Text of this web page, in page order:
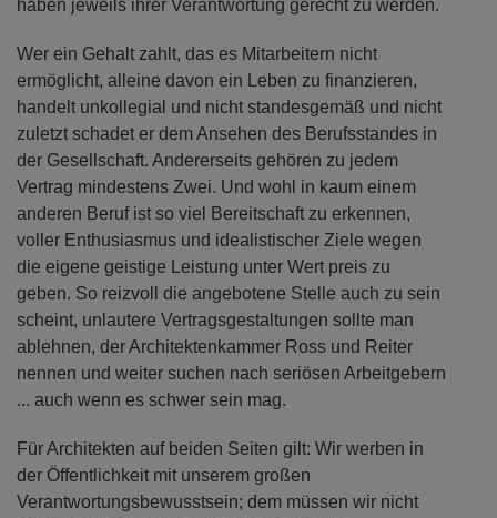
haben jeweils ihrer Verantwortung gerecht zu werden.
Wer ein Gehalt zahlt, das es Mitarbeitern nicht
ermöglicht, alleine davon ein Leben zu finanzieren,
handelt unkollegial und nicht standesgemäß und nicht
zuletzt schadet er dem Ansehen des Berufsstandes in
der Gesellschaft. Andererseits gehören zu jedem
Vertrag mindestens Zwei. Und wohl in kaum einem
anderen Beruf ist so viel Bereitschaft zu erkennen,
voller Enthusiasmus und idealistischer Ziele wegen
die eigene geistige Leistung unter Wert preis zu
geben. So reizvoll die angebotene Stelle auch zu sein
scheint, unlautere Vertragsgestaltungen sollte man
ablehnen, der Architektenkammer Ross und Reiter
nennen und weiter suchen nach seriösen Arbeitgebern
... auch wenn es schwer sein mag.
Für Architekten auf beiden Seiten gilt: Wir werben in
der Öffentlichkeit mit unserem großen
Verantwortungsbewusstsein; dem müssen wir nicht